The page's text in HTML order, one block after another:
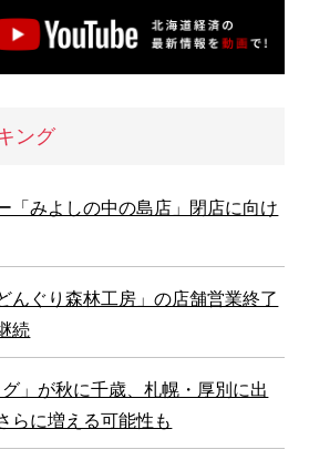
ング
「みよしの中の島店」閉店に向け
んぐり森林工房」の店舗営業終了
続
」が秋に千歳、札幌・厚別に出
らに増える可能性も